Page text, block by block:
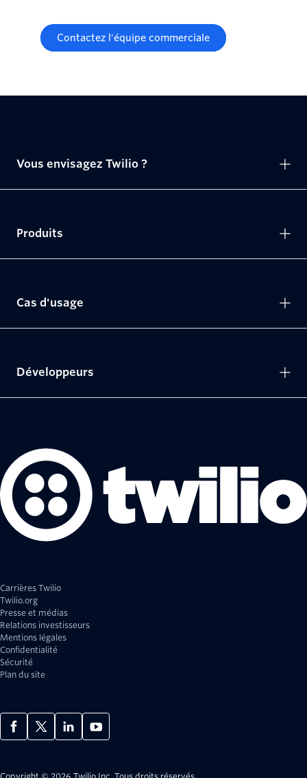
Contactez l'équipe commerciale
Carrières Twilio
Twilio.org
Presse et médias
Relations investisseurs
Mentions légales
Confidentialité
Sécurité
Plan du site
Vous envisagez Twilio ?
Produits
Cas d'usage
Développeurs